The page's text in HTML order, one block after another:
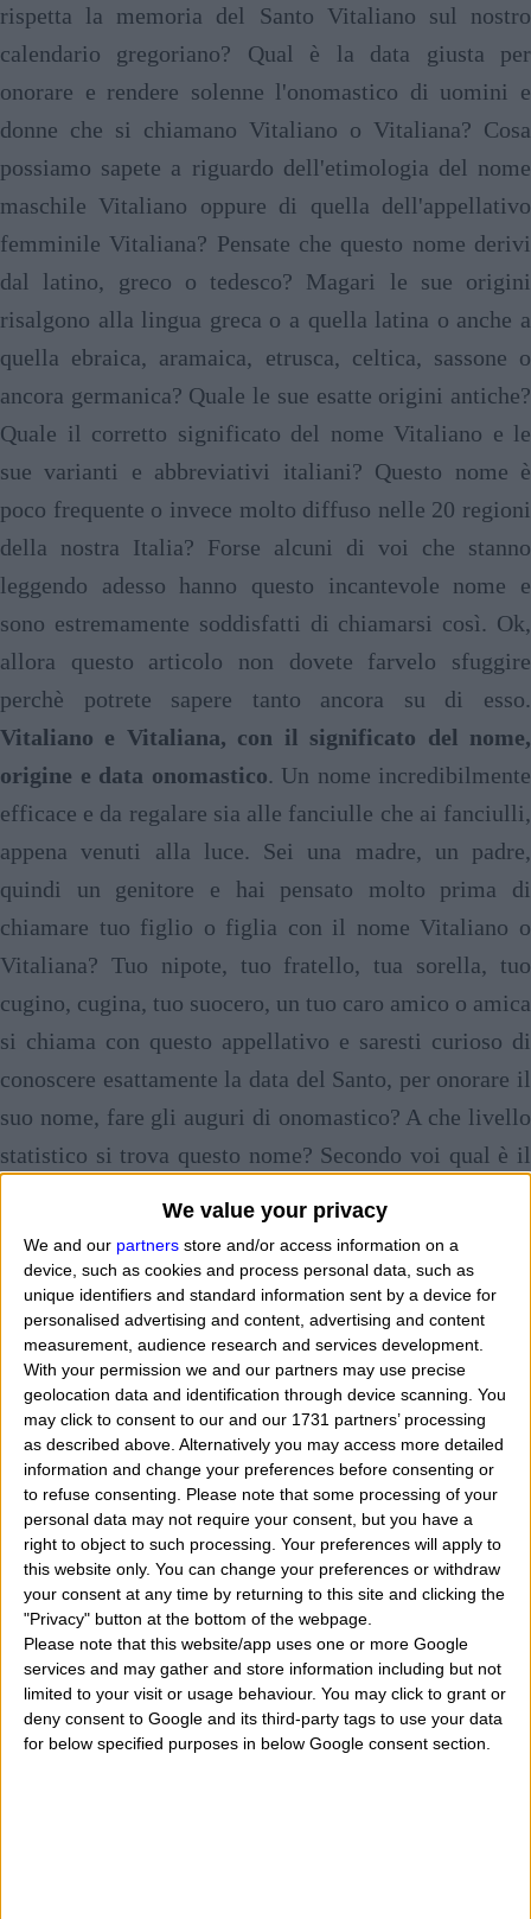
We value your privacy
We and our partners store and/or access information on a
device, such as cookies and process personal data, such as
unique identifiers and standard information sent by a device for
personalised advertising and content, advertising and content
measurement, audience research and services development.
With your permission we and our partners may use precise
geolocation data and identification through device scanning. You
may click to consent to our and our 1731 partners’ processing
as described above. Alternatively you may access more detailed
information and change your preferences before consenting or
to refuse consenting.
Please note that some processing of your
personal data may not require your consent, but you have a
right to object to such processing. Your preferences will apply to
this website only. You can change your preferences or withdraw
your consent at any time by returning to this site and clicking the
"Privacy" button at the bottom of the webpage.
Please note that this website/app uses one or more Google
services and may gather and store information including but not
limited to your visit or usage behaviour. You may click to grant or
deny consent to Google and its third-party tags to use your data
for below specified purposes in below Google consent section.
rispetta la memoria del Santo Vitaliano sul nostro
calendario gregoriano? Qual è la data giusta per
onorare e rendere solenne l'onomastico di uomini e
donne che si chiamano Vitaliano o Vitaliana? Cosa
possiamo sapete a riguardo dell'etimologia del nome
maschile Vitaliano oppure di quella dell'appellativo
femminile Vitaliana? Pensate che questo nome derivi
dal latino, greco o tedesco? Magari le sue origini
risalgono alla lingua greca o a quella latina o anche a
quella ebraica, aramaica, etrusca, celtica, sassone o
ancora germanica? Quale le sue esatte origini antiche?
Quale il corretto significato del nome Vitaliano e le
sue varianti e abbreviativi italiani? Questo nome è
poco frequente o invece molto diffuso nelle 20 regioni
della nostra Italia? Forse alcuni di voi che stanno
leggendo adesso hanno questo incantevole nome e
sono estremamente soddisfatti di chiamarsi così. Ok,
allora questo articolo non dovete farvelo sfuggire
perchè potrete sapere tanto ancora su di esso.
Vitaliano e Vitaliana, con il significato del nome,
origine e data onomastico. Un nome incredibilmente
efficace e da regalare sia alle fanciulle che ai fanciulli,
appena venuti alla luce. Sei una madre, un padre,
quindi un genitore e hai pensato molto prima di
chiamare tuo figlio o figlia con il nome Vitaliano o
Vitaliana? Tuo nipote, tuo fratello, tua sorella, tuo
cugino, cugina, tuo suocero, un tuo caro amico o amica
si chiama con questo appellativo e saresti curioso di
conoscere esattamente la data del Santo, per onorare il
suo nome, fare gli auguri di onomastico? A che livello
statistico si trova questo nome? Secondo voi qual è il
l'interesse, il valore culturale, il peso che è possibile
ritrovare in questo appellativo di uomo o di donna? "
sono nato Vitaliano e sono stracontento di chiamarmi
così sin da bambino e sono mia madre e mio padre che
hanno fatto una ricerca spasmodica prima di trovarlo.
Nella nostra piccola famiglia alcuni parenti si
chiamano Vitaliano o Vitaliana oppure usano alcuni
diminutivi o abbreviativi. Ditemi che caratteristiche
ha il nome Leonida per favore. Viglio sapere".Sai qual
è la storia che c'è dietro questo tenace nome, la fama,
la reputazione, la notorietà e la popolarità di questo
termine molto sparso nel Mondo? Tutti i dubbi ve li
togliamo noi qui oggi. Magari avete fatto già mente
locale di qualcuno, personaggi famosi della tv,